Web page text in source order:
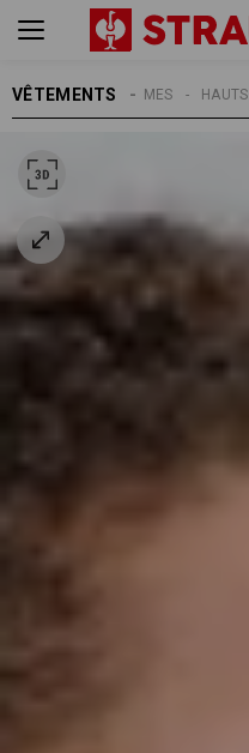
VÊTEMENTS HAUTS
FEMMES